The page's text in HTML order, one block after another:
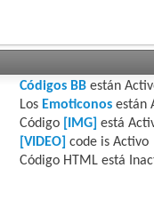
Códigos BBestán
Los Emoticonosestán
Código
[IMG] está
[VIDEO] code is Activo
Código HTML está